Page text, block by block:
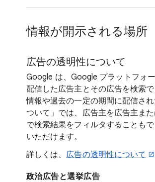
情報が開示される場所
広告の透明性について
Google は、Google プラットフォ
配信した広告主とその広告を検索
情報や過去の一定の期間に配信さ
ついて」では、広告主を広告主ま
で検索結果をフィルタすることも
いただけます。
詳しくは、広告の透明性について
政治広告と選挙広告